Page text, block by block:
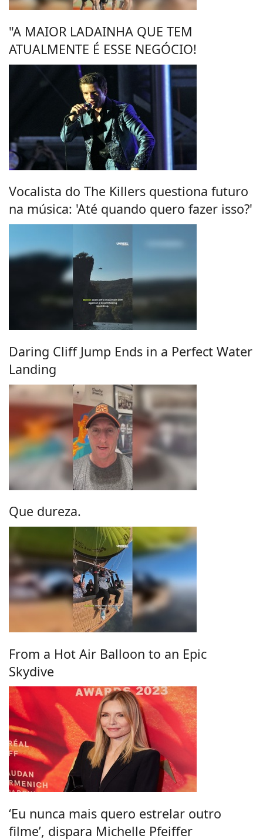
"A MAIOR LADAINHA QUE TEM
ATUALMENTE É ESSE NEGÓCIO!
Vocalista do The Killers questiona futuro
na música: 'Até quando quero fazer isso?'
Daring Cliff Jump Ends in a Perfect Water
Landing
Que dureza.
From a Hot Air Balloon to an Epic
Skydive
‘Eu nunca mais quero estrelar outro
filme’, dispara Michelle Pfeiffer